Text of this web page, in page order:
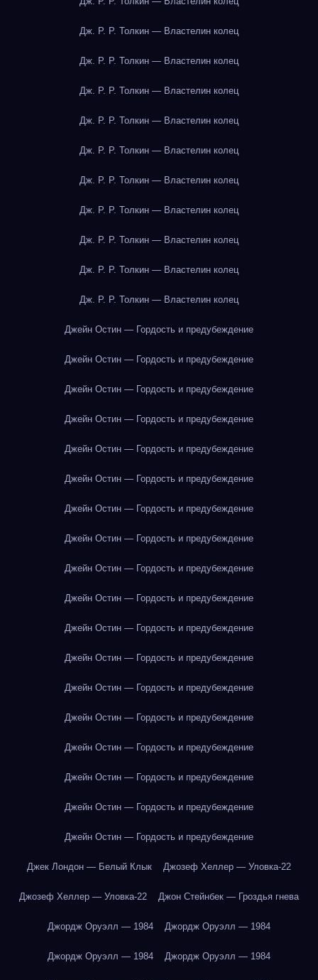
Дж. Р. Р. Толкин — Властелин колец
Дж. Р. Р. Толкин — Властелин колец
Дж. Р. Р. Толкин — Властелин колец
Дж. Р. Р. Толкин — Властелин колец
Дж. Р. Р. Толкин — Властелин колец
Дж. Р. Р. Толкин — Властелин колец
Дж. Р. Р. Толкин — Властелин колец
Дж. Р. Р. Толкин — Властелин колец
Дж. Р. Р. Толкин — Властелин колец
Дж. Р. Р. Толкин — Властелин колец
Джейн Остин — Гордость и предубеждение
Джейн Остин — Гордость и предубеждение
Джейн Остин — Гордость и предубеждение
Джейн Остин — Гордость и предубеждение
Джейн Остин — Гордость и предубеждение
Джейн Остин — Гордость и предубеждение
Джейн Остин — Гордость и предубеждение
Джейн Остин — Гордость и предубеждение
Джейн Остин — Гордость и предубеждение
Джейн Остин — Гордость и предубеждение
Джейн Остин — Гордость и предубеждение
Джейн Остин — Гордость и предубеждение
Джейн Остин — Гордость и предубеждение
Джейн Остин — Гордость и предубеждение
Джейн Остин — Гордость и предубеждение
Джейн Остин — Гордость и предубеждение
Джейн Остин — Гордость и предубеждение
Джейн Остин — Гордость и предубеждение
Джек Лондон — Белый Клык Джозеф Хеллер — Уловка-22
Джозеф Хеллер — Уловка-22 Джон Стейнбек — Гроздья гнева
Джордж Оруэлл — 1984 Джордж Оруэлл — 1984
Джордж Оруэлл — 1984 Джордж Оруэлл — 1984